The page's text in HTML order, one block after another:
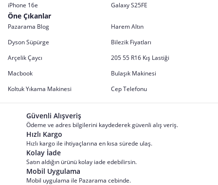
iPhone 16e Galaxy S25FE
Öne Çıkanlar
Pazarama Blog
Harem Altın
Dyson Süpürge
Bilezik Fiyatları
Arçelik Çaycı
205 55 R16 Kış Lastiği
Macbook
Bulaşık Makinesi
Koltuk Yıkama Makinesi
Cep Telefonu
Güvenli Alışveriş
Ödeme ve adres bilgilerini kaydederek güvenli alış veriş.
Hızlı Kargo
Hızlı kargo ile ihtiyaçlarına en kısa sürede ulaş.
Kolay İade
Satın aldığın ürünü kolay iade edebilirsin.
Mobil Uygulama
Mobil uygulama ile Pazarama cebinde.